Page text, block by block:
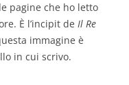
pagine che ho letto
È l’incipit de Il Re
immagine è
in cui scrivo.